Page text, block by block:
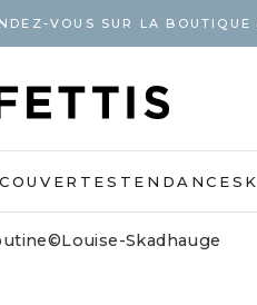
VOUS SUR LA BOUTIQUE
TENDANCES
Skadhauge